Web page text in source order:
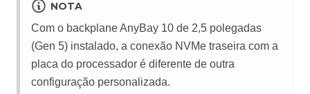
NOTA
Com o backplane AnyBay 10 de 2,5 polegadas
(Gen 5) instalado, a conexão NVMe traseira com a
placa do processador é diferente de outra
configuração personalizada.